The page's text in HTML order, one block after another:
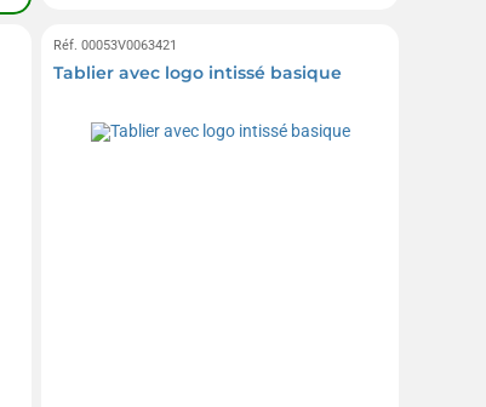
Réf. 00053V0063421
Tablier avec logo intissé basique